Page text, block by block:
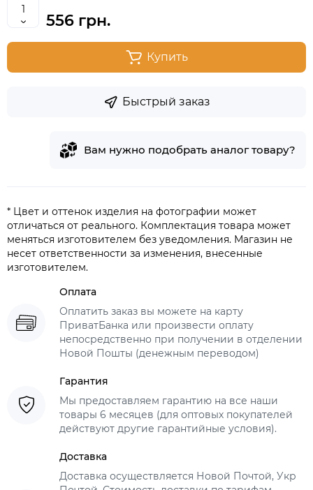
556 грн.
Купить
Быстрый заказ
Вам нужно подобрать аналог товару?
* Цвет и оттенок изделия на фотографии может
отличаться от реального. Комплектация товара может
меняться изготовителем без уведомления. Магазин не
несет ответственности за изменения, внесенные
изготовителем.
Оплата
Оплатить заказ вы можете на карту
ПриватБанка или произвести оплату
непосредственно при получении в отделении
Новой Пошты (денежным переводом)
Гарантия
Мы предоставляем гарантию на все наши
товары 6 месяцев (для оптовых покупателей
действуют другие гарантийные условия).
Доставка
Доставка осуществляется Новой Почтой, Укр